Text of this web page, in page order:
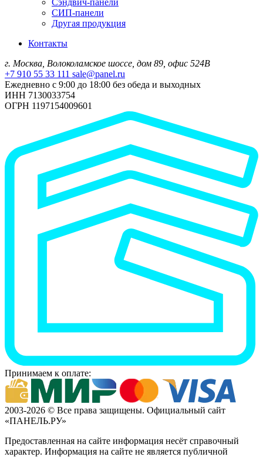
Сэндвич-панели
СИП-панели
Другая продукция
Контакты
г. Москва, Волоколамское шоссе, дом 89, офис 524В
+7 910 55 33 111 sale@panel.ru
Ежедневно с 9:00 до 18:00 без обеда и выходных
ИНН 7130033754
ОГРН 1197154009601
Принимаем к оплате:
2003-2026 © Все права защищены. Официальный сайт
«ПАНЕЛЬ.РУ»
Предоставленная на сайте информация несёт справочный
характер. Информация на сайте не является публичной